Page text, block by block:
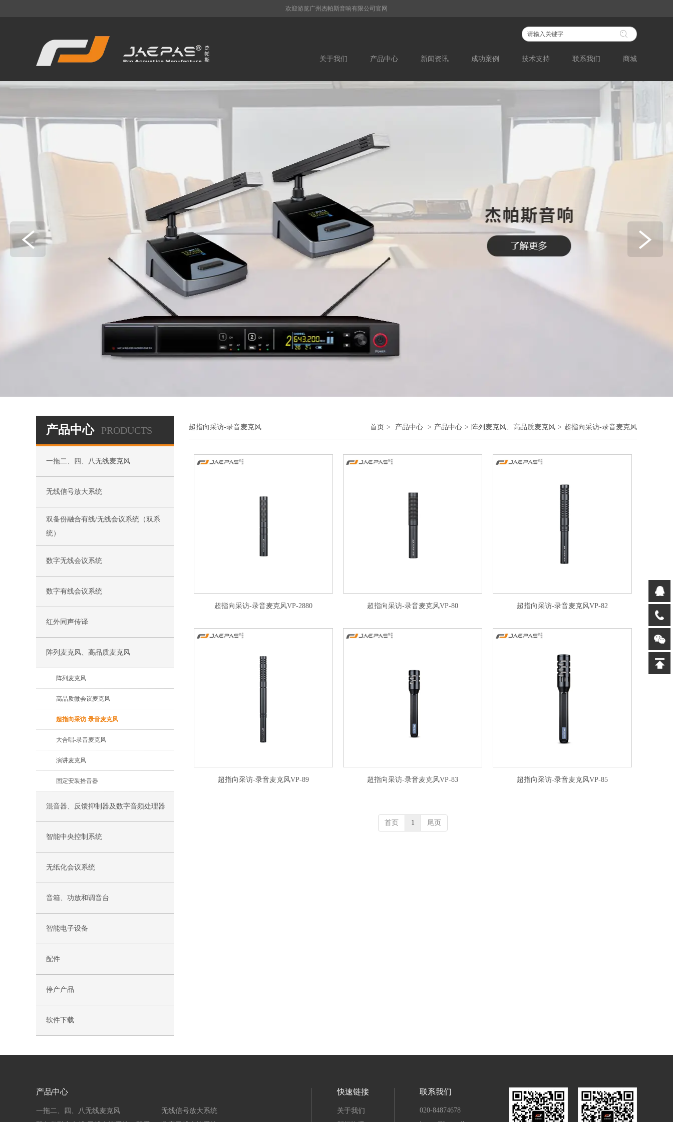
欢迎游览广州杰帕斯音响有限公司官网
关于我们 产品中心 新闻资讯 成功案例 技术支持 联系我们 商城
产品中心 PRODUCTS
一拖二、四、八无线麦克风
无线信号放大系统
双备份融合有线/无线会议系统（双系
统）
数字无线会议系统
数字有线会议系统
红外同声传译
阵列麦克风、高品质麦克风
阵列麦克风
高品质微会议麦克风
超指向采访-录音麦克风
大合唱-录音麦克风
演讲麦克风
固定安装拾音器
混音器、反馈抑制器及数字音频处理器
智能中央控制系统
无纸化会议系统
音箱、功放和调音台
智能电子设备
配件
停产产品
软件下载
超指向采访-录音麦克风 首页 > 产品中心 > 产品中心 > 阵列麦克风、高品质麦克风 > 超指向采访-录音麦克风
超指向采访-录音麦克风VP-2880 超指向采访-录音麦克风VP-80 超指向采访-录音麦克风VP-82
超指向采访-录音麦克风VP-89 超指向采访-录音麦克风VP-83 超指向采访-录音麦克风VP-85
首页 1 尾页
产品中心
一拖二、四、八无线麦克风
无线信号放大系统
快速链接
关于我们
联系我们
020-84874678